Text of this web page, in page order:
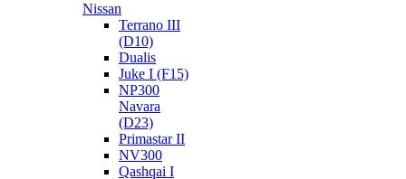
Nissan
Terrano III
(D10)
Dualis
Juke I (F15)
NP300
Navara
(D23)
Primastar II
NV300
Qashqai I